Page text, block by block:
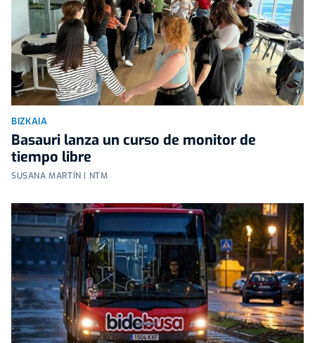
BIZKAIA
Basauri lanza un curso de monitor de
tiempo libre
SUSANA MARTÍN | NTM